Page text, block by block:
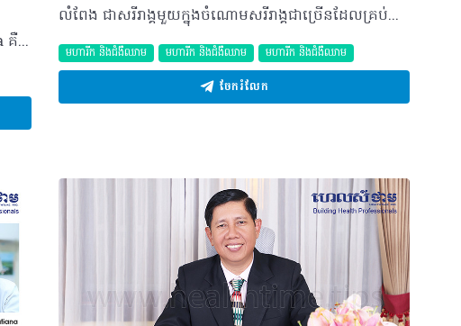
ជំងឺមហារីកឈាម ឬភាសាបច្ចេកទេសហៅថា Leukemia គឺជាមហារីកនៃជាលិកាបង្កើតឈាម រួមបញ្ចូលទាំងខួរឆ្អឹងខ្នង និងប្រព័ន្ធទឹករងៃ។ ជំងឺមហារីកឈាមជាធម្មតាពាក់ព័ន្ធនឹងកោសិកាឈាមស។ ខួរឆ្អឹងខ្នងរបស់អ្នកជំងឺមហារីកឈាម គឺផលិតកោសិកាឈាមសមិនធម្មតាដែលមិនអាចបំពេញមុខងារបានល្អ និងមិនអាចការពាររាងកាយប្រឆាំងនឹងការបង្ករោគ។ ចំពោះការព្យាបាលជំងឺមហារីកឈាមគឺវាអាស្រ័យនឹងប្រភេទនៃមហារីកឈាមនិងកត្តាផ្សេងទៀតជាច្រើន។ មូលហេតុ និងកត្តាហានិភ័យ អ្នកវិទ្យាសាស្ត្រមិនទាន់អាចបញ្ជាក់បានអំពីមូលហេតុពិតប្រាកដដែលបង្កជាជំងឺមហារីកឈាមឡើយ។ វាហាក់ដូចជាវិវឌ្ឍមកពីកត្តារួមគ្នានៃហ្សែន និងបរិស្ថាន (វិទ្យុសកម្ម)។ ម៉្យាងវិញទៀត ជំងឺមហារីកឈាមកើតមានឡើងអាស្រ័យនឹងកត្តារួមផ្សំខាងក្រោម៖ - បញ្ហាហ្សែន៖ ហ្សែនខុសធម្មតាហាក់ដើរតួនាទីក្នុងការវិវឌ្ឍនៃជំងឺមហារីកឈាម ដែលបញ្ហាហ្សែនទាំងនោះមានដូចជា Down syndrome។ - ប្រវត្តិគ្រួសារធ្លាប់មានជំងឺមហារីកឈាម៖ ប្រសិនសមាជិកណាមួយនៃគ្រួសាររបស់អ្នកត្រូវបានធ្វើរោគវិនិច្ឆ័យឃើញមានជំងឺមហារីកឈាម នោះហានិភ័យរបស់អ្នកអាចត្រូវបានកើនឡើង។ - ការជក់បារី៖ អាចបង្កើនហានិភ័យនៃជំងឺមហារីកឈាមស្រួចស្រាវ (Acute myelogenous leukemia)។ - ការប្រឈមនឹងសារធាតុគីមី៖ ការប៉ះពាល់ជាមួយសារធាតុគីមីមួយចំនួនដូចជា បង់ហ្សែន (Benzene) ដែលត្រូវបានរកឃើញនៅក្នុងប្រេងឥន្ទនៈនិងត្រូវបានប្រើក្នុងរោងចក្រគីមី គឺវាទាក់ទងនឹងហានិភ័យនៃជំងឺមហារីកឈាមប្រភេទខ្លះ។ - ការព្យាបាលមហារីកពីមុន៖ អ្នកដែលធ្លាប់ព្យាបាលដោយថ្នាំគីមី ឬបាញ់កាំរស្មីក្នុងការព្យាបាលជំងឺមហារីក មានការកើនឡើងនូវហានិភ័យនៃការវិវឌ្ឍទៅជាប្រភេទជំងឺមហារីកឈាមមួយចំនួន។ ទោះជាយ៉ាងណាក៏ដោយ មនុស្សភាគច្រើនដែលមានកត្តាហានិភ័យខាងលើអាចនឹងមិនកើតជំងឺមហារីកឈាមឡើយហើយមនុស្សមួយចំនួនផ្សេងទៀតដែលមានជំងឺមហារីកឈាមអាចនឹងគ្មាននូវហានិភ័យខាងលើ។ ចំណាត់ថ្នាក់នៃជំងឺមហារីកឈាម គ្រូពេទ្យឯកទេសបានបែងចែកចំណាត់ថ្នាក់នៃជំងឺមហារីកឈាមដោយផ្អែកលើ៖ ១. ល្បឿននៃការវិវឌ្ឍ - ជំងឺមហារីកឈាមស្រួចស្រាវ៖ កោសិកាឈាមខុសធម្មតាគឺជាកោសិកាឈាមដែលមិនពេញវ័យ (Blasts)។ កោសិកាឈាមនេះ មិនអាចបំពេញមុខងារធម្មតារបស់ខ្លួនបានទេ ហើយវាបំបែកខ្លួនយ៉ាងលឿន ដូច្នេះស្ថានភាពជំងឺនឹងកាន់តែអាក្រក់ឆាប់រហ័ស។ មហារីកឈាមស្រួចស្រាវទាមទារការព្យាបាលឲ្យទាន់ពេលវេលា។ - ជំងឺមហារីកឈាមរ៉ាំរ៉ៃ៖ មហារីកឈាមរ៉ាំរ៉ៃមានច្រើនប្រភេទ និងកើតមានចំពោះកោសិកាឈាមពេញវ័យភាគច្រើន។ កោសិកាឈាមទាំងនេះចម្លងយឺតៗជាបន្តបន្ទាប់។ ទម្រង់ខ្លះនៃជំងឺមហារីកឈាមរ៉ាំរ៉ៃពុំមានលេចចេញនូវសញ្ញាណាមួយក្នុងដំណាក់កាលដំបូងឡើយ ហើយអាចមិនត្រូវបានសម្គាល់ឃើញ ឬវិនិច្ឆ័យដឹងជាច្រើនឆ្នាំ។ ២. ប្រភេទនៃកោសិកាពាក់ព័ន្ធ - Acute lymphocytic leukemia (ALL)៖ នេះជាប្រភេទជំងឺមហារីកឈាមដែលភាគច្រើនកើតចំពោះក្មេងតូចៗ និងអាចកើតចំពោះមនុស្សពេញវ័យផងដែរ។ - Acute myelogenous leukemia (AML)៖ មហារីកឈាមស្រួចស្រាវនេះជាជំងឺមហារីកឈាមទូទៅមួយ ដែលកើតមានទាំងក្មេងតូចនិងមនុស្សពេញវ័យ តែភាគច្រើនកើតចំពោះមនុស្សពេញវ័យ។ - Chronic lymphocytic leukemia (CLL)៖ មហារីកឈាមរ៉ាំរ៉ៃដែលកើតមានចំពោះមនុស្សពេញវ័យភាគច្រើន។ - Chronic myelogenous leukemia (CML)៖ ប្រភេទមហារីកឈាមនេះមានផលប៉ះពាល់សំខាន់ចំពោះមនុស្សពេញវ័យ។ អ្នកជំងឺមហារីកឈាមរ៉ាំរ៉ៃនេះ (CML) អាចមានសញ្ញាសម្គាល់តិចតួច ឬគ្មានសញ្ញាអ្វីទាំងអស់ក្នុងរយៈពេលជាច្រើនខែ ឬច្រើនឆ្នាំ មុនពេលវាចូលដល់ដំណាក់កាលដែលកោសិកាឈាមលូតលាស់យ៉ាងលឿន។ - ប្រភេទផ្សេងទៀត៖ ប្រភេទជំងឺមហារីកឈាមកម្រផ្សេងទៀតរួមមាន Hairy cell leukemia, Myelodysplastic syndromes និង Myeloproliferative disorders។ រោគសញ្ញានៃជំងឺមហារីកឈាម រោគសញ្ញានៃមហារីកឈាមជាញឹកញាប់គឺមិនច្បាស់លាស់ និងមិនជាក់លាក់។ ជាក់ស្តែង សញ្ញាជាធម្មតាភាគច្រើនរួមមានដូចខាងក្រោម៖ - គ្រុនក្តៅ ឬញាក់ ដែលមិនអាចពិពណ៌នាបាន - ខ្សោយ និងអស់កម្លាំងជាប្រចាំ - ងាយថប់ដង្ហើម ឬពិបាកដកដង្ហើម - មានការឆ្លងមេរោគញឹកញាប់ - ស្រកទម្ងន់ - បាត់បង់ចំណង់អាហារ - ឡើងកូនកណ្តុរ ថ្លើម និង/ឬអណ្តើក រីកធំ - ឈឺចាប់នៅពោះ - ហូរឈាម (ឈាមច្រមុះ ឈាមរដូវ និងឈាមពេលដុសធ្មេញ ញឹកញាប់) - មានស្នាមក្រហមតូច និងធំលើស្បែក - បែកញើសច្រើន ពិសេសពេលយប់ - ឈឺឆ្អឹង និងសន្លាក់ - ករណីកម្រ មហារីកឈាមអាចត្រូវបានរកឃើញដោយការពិនិត្យឈាមក្នុងលក្ខខណ្ឌខ្លះ។ សូមចងចាំថា អ្នកអាចនឹងមើលរំលងសញ្ញាដំបូងនៃជំងឺមហារីកឈាមព្រោះវាមានលក្ខណៈប្រហាក់ប្រហែលទៅនឹងជំងឺផ្តាសាយនិងជំងឺមួយចំនួនផ្សេងទៀត។ ដូច្នេះ សូមប្រឹក្សាជាមួយគ្រូពេទ្យរបស់អ្នកប្រសិនអ្នកមាននូវសញ្ញាប្រចាំណាមួយដែលធ្វើឲ្យអ្នកបារម្ភ ឬសង្ស័យ។ បកស្រាយដោយ៖ វេជ្ជបណ្ឌិត Turobova Tatiana ប្រធានផ្នែកជំងឺមហារីកនៃមន្ទីរពេទ្យសាកលវិទ្យាល័យអន្តរជាតិសែនសុខ អត្ថបទ៖ ដកស្រង់ចេញពីទស្សនាវដ្ដី ហេលស៍ថាម លេខ ៨២ 2019 រក្សាសិទ្ធិគ្រប់យ៉ាង​ដោយ Healthtime Corporation ចំពោះគ្រប់អត្ថបទដោយគ្មានផ្នែកណាមួយត្រូវបោះពុម្ពផ្សាយចូលប្រព័ន្ធអុីនធឺណែតឧបករណ៍អេឡិចត្រូនិកអាត់ជាសំឡេងឬថតចំលងគ្រប់រូបភាពដោយគ្មានការអនុញ្ញាតឡើយ
លំពែង ជាសរីរាង្គមួយក្នុងចំណោមសរីរាង្គជាច្រើនដែលគ្រប់គ្នាស្ទើរតែមិននឹងនាដល់។ ជាទូទៅ មុខងារចម្បងរបស់វាគឺជួយដល់ការរំលាយអាហារ និងគ្រប់គ្រងកម្រិតជាតិស្ករក្នុងឈាម។ ប្រជាជនប្រមាណក្រោម ២% នឹងត្រូវបានរកឃើញថាមានជំងឺមហារីកលំពែងក្នុងជីវិតរស់នៅរបស់ពួកគេ។ កត្តាហានិភ័យនៃមហារីកលំពែង • ការរលាកលំពែងរ៉ាំរ៉ៃ • ប្រវត្តិគ្រួសារធ្លាប់មានជំងឺមហារីកលំពែង និងហ្សែនដែលអាចបង្កើនហានិភ័យនៃមហារីក (ដូចជា Lynch syndrome ជាដើម) • មានជំងឺទឹកនោមផ្អែមលើសពី ៥ឆ្នាំ • ទទួលទានអាហារប្រភេទសាច់ពណ៌ក្រហម ឬសាច់កែច្នៃច្រើន • ជក់បារី • លើសទម្ងន់ • ភេទ (កើតលើបុរសច្រើនជាងស្ត្រី) • អាយុ (ភាគច្រើនកើតលើមនុស្សចាស់លើសពី៦០ឆ្នាំ តែក៏មានករណីកើតលើអ្នកដែលមានអាយុ២០-៣០ឆ្នាំដែរ) • ជាតិសាសន៍ (បុគ្គលដែលស្ថិតក្នុងជាតិសាសន៍អាហ្វ្រិច-អាមេរិកមានហានិភ័យខ្ពស់ជាងគេក្នុងការវិវឌ្ឍទៅជាមហារីកលំពែង)។ ការព្យាករមហារីកលំពែង ជាទូទៅស្ទើរតែមិនអាចធ្វើបាន ហើយវាក៏ស្ថិតក្នុងអត្រាការស្លាប់ខ្ពស់បំផុតក្នុងចំណោមមហារីកផ្សេងទៀតផងដែរ។ ជាក់ស្តែងត្រឹម ៨%ប៉ុណ្ណោះនៃអ្នកជំងឺមហារីកលំពែងរស់នៅបាន ៥ឆ្នាំបន្ទាប់ពីធ្វើរោគវិនិច្ឆ័យដោយហេតុថាមហារីកលំពែងពិបាកកំណត់រកនៅដំណាក់កាលដំបូង។ ម៉្យាងលំពែងស្ថិតនៅជ្រៅក្នុងរាងកាយដែលដុំសាច់ដំបូងមិនអាចត្រូវបានមើលឃើញ ឬមានអារម្មណ៍ដឹង និងមិនសូម្បីអាចសម្គាល់បាន រហូតមហារីកបានរាលដាលទៅសរីរាង្គផ្សេងទៀត។ ដូច្នេះ វាពិតជាសំខាន់ណាស់ក្នុងការស្វែងយល់អំពីសញ្ញានៃមហារីកលំពែង។ សញ្ញាទូទៅនៃមហារីកលំពែងដែលអ្នកត្រូវដឹង ១. ភ្នែក និងស្បែកឡើងលឿង៖ មហារីកលំពែងចាប់ផ្តើមនៅផ្នែកក្បាលលំពែងដែលនៅជិតបំពង់ទឹកប្រមាត់។ ដុំសាច់សង្កត់ និងបិតទៅលើបំពង់ទឹកប្រមាត់ដែលនាំទឹកប្រមាត់ពីថ្លើម និងថង់ទឹកប្រមាត់កាត់តាមលំពែងទៅកាត់ពោះវៀនតូច។ តួនាទីរបស់ទឹកប្រមាត់គឺដើម្បីបំផ្លាញប៊ីលីរុយប៊ីន (Bilirubin) ដែលជាកាកសំណល់នៃកោសិកាឈាមក្រហម ដូច្នេះនៅពេលដំណើរការនេះមិនអាចធ្វើបានប៊ីលីរុយប៊ីនលើសបង្កជាសញ្ញាលឿងលើស្បែក និងភ្នែក។ ២. ហើមពោះ៖ នេះគឺជាសញ្ញាដំបូងមួយដែលគ្រប់គ្នាតែងកត់សម្គាល់ឃើញ ប៉ុន្តែវាបែរជាត្រូវបានយល់ថាជាសញ្ញាតូចតាចមិនគួរឲ្យបារម្ភ និងពុំចាំបាច់ទៅជួបគ្រូពេទ្យ។ ៣. បាត់បង់ចំណង់អាហារ និងចង្អោរ៖ មហារីកលំពែងលូតលាស់ក្នុងពោះដែលវាអាចផ្តល់សម្ពាធដល់សរីរាង្គជុំវិញរួមទាំងក្រពះផងដែរ។ ជាលទ្ធផលអ្នកជំងឺមានអាម្មណ៍ចង្អោរ ឬមានអារម្មណ៍ថាឆ្អែតសូម្បីតែមិនបានញ៉ាំអ្វីសោះជាច្រើនម៉ោង។ លើសពីនេះអ្នកជំងឺក៏អាចមានអារម្មណ៍ថាឈឺសូម្បីតែពេលញ៉ាំ។ ៤. ស្រកទម្ងន់៖ ការបាត់បង់ចំណង់នៃការទទួលទានអាហារ អាចងាយនឹងធ្វើឲ្យមានការស្រកចុះនូវទម្ងន់ខ្លួនលឿន ដែលជាធម្មតាកំណត់ដោយការថយចុះលើសពី៥%នៃទម្ងន់ខ្លួន ក្នុងចន្លោះពី៦ខែ ដល់១ឆ្នាំ។ ៥. ឈឺខ្នងចង្កេះ៖ នៅពេលមហារីកលំពែងលូតលាស់ វាសង្កត់ ឬផ្តល់សម្ពាធដល់ឆ្អឹងកងខ្នងផ្នែកខាងក្រោម និងសាច់ដុំខ្នង បង្កឲ្យមានការឈឺចាប់ថេរ។ បើការឈឺចាប់នេះនៅតែបន្តជាដរាប អ្នកត្រូវស្វែងរកការត្រួតពិនិត្យភ្លាម។ ៦. ទឹកនោមពណ៌ស្រអាប់៖ ពណ៌ស្រអាប់នៃទឹកនោមជាញឹកញាប់ត្រូវបានសម្គាល់ថាជាសញ្ញាណដំបូងនៃមហារីកលំពែងដែរ។ ដោយសារតែដុំសាច់បង្កឲ្យទឹកប្រមាត់ចេញតិច និងកម្រិតប៊ីលីរុយប៊ីនក្នុងឈាមកើនឡើង ទឹកនោមក្លាយជាពណ៌ត្នោត។ ប្រសិនអ្នកព្យាយាមបង្កើនការញ៉ាំទឹក ប៉ុន្តែទឹកនោមនៅមិនប្រែពណ៌មកធម្មតាវិញ វាដល់ពេលដែលអ្នកត្រូវត្រួតពិនិត្យរកសញ្ញាដំបូងនៃមហារីកលំពែងហើយ។ ៧. រមាស់ជាប្រចាំ៖ គ្រប់ការរមាស់ស្បែកទាំងអស់គឺជាសញ្ញាព្រមានដំបូងនៃជំងឺមហារីកលំពែង។ ដោយសារប៊ីលីរុយប៊ីនកើនឡើងក្នុងស្បែក ជាមូលហេតុធ្វើឲ្យរមាស់មុនលេចចេញសញ្ញាលឿងស្បែក។ ដូច្នេះបើអ្នកមិនអាចរកឃើញនូវសញ្ញានៃការរមាស់របស់អ្នកដូចជា សត្វខាំ ឬប្រតិកម្មអាល្លែកហ្ស៊ី និងមិនជាបន្ទាប់ពីលាបថ្នាំទេនោះអ្នកត្រូវជួបគ្រូពេទ្យដើម្បីត្រួតពិនិត្យជាបន្ទាន់។ ៨. លាមកពណ៌ស្លេក និងមានក្លិនស្អុយ៖ លាមកពណ៌ប្រផេះ ឬស្លេកជាងធម្មតា និងមានខ្លាញ់ គឺជាសញ្ញាមិនល្អនោះទេ។ វាកើតឡើងដោយសារតែការប្រែប្រួលនៃដំណើរការប៊ីលីរុយប៊ីន ដែលជាធម្មតាវាត្រូវបានបញ្ចេញចោលតាមរយៈពោះវៀនជាលាមក និងមានពណ៌ត្នោតចាស់ ប៉ុន្តែនៅពេលទឹកប្រមាត់មិនមានគ្រប់គ្រាន់ព្រោះដុំសាច់បានទៅរារាំង ទើបធ្វើឲ្យប៊ីលីរុយប៊ីនមិនអាចបញ្ចេញចោលបាន និងបែរជាប្រមូលផ្ដុំនៅក្នុងប្រព័ន្ធរាងកាយទៅវិញ ដែលជាហេតុធ្វើឲ្យពណ៌ និងរូបរាងលាមកមានសភាពប្រែប្រួល។ នេះអាចបញ្ជាក់បានថាជាមូលហេតុនៃមហារីកលំពែង។ ៩. ឈឺពោះ៖ ការឈឺចាប់ដែលមិនមានភាពច្បាស់លាស់អាចជាសញ្ញាដំបូងនៃជំងឺមហារីកលំពែង ដោយសារតែទីតាំងលំពែងនៅក្រោយ ផ្នែកខាងក្រោមពោះ ក្រោយក្រពះ ដុំសាច់នោះអាចធ្វើឲ្យអ្នកឈឺក្រពះផ្នែកខាងក្រោម ដោយមិនគិតលើអ្វីដែលអ្នកបានញ៉ាំ។ ចងចាំថាវាតែងតែល្អបំផុតក្នុងការត្រួតពិនិត្យនូវសញ្ញាសង្ស័យនិងបញ្ជាក់ថាពុំមានបញ្ហា ជាជាងបាត់បង់អ្វីមួយដែលសំខាន់! បកស្រាយដោយ៖ វេជ្ជបណ្ឌិត Turobova Tatiana ឯកទេសមហារីកចំពោះកុមារ និងមហារីកទូទៅ ព្រមទាំងជាប្រធានផ្នែកជំងឺមហារីកនៅមន្ទីរពេទ្យសាកលវិទ្យាល័យអន្តរជាតិសែនសុខ អត្ថបទ៖​ ដកស្រង់ចេញពីទស្សនាវដ្ដី ហេលស៍ថាម ប្រូ លេខ ៨០ ©2019 រក្សាសិទ្ធិគ្រប់យ៉ាង​ដោយ Healthtime Corporation ចំពោះគ្រប់អត្ថបទដោយគ្មានផ្នែកណាមួយត្រូវបោះពុម្ពផ្សាយចូលប្រព័ន្ធអុីនធឺណែតឧបករណ៍អេឡិចត្រូនិកអាត់ជាសំឡេងឬថតចំលងគ្រប់រូបភាពដោយគ្មានការអនុញ្ញាតឡើយ
មហារីក និងជំងឺឈាម មហារីក និងជំងឺឈាម មហារីក និងជំងឺឈាម
ចែករំលែក